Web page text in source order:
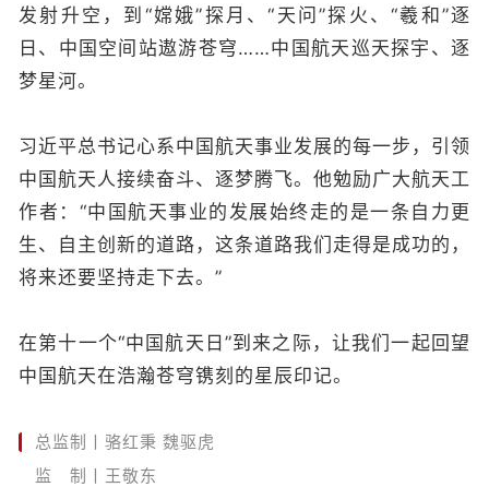
发射升空，到“嫦娥”探月、“天问”探火、“羲和”逐
日、中国空间站遨游苍穹……中国航天巡天探宇、逐
梦星河。
习近平总书记心系中国航天事业发展的每一步，引领
中国航天人接续奋斗、逐梦腾飞。他勉励广大航天工
作者：“中国航天事业的发展始终走的是一条自力更
生、自主创新的道路，这条道路我们走得是成功的，
将来还要坚持走下去。”
在第十一个“中国航天日”到来之际，让我们一起回望
中国航天在浩瀚苍穹镌刻的星辰印记。
总监制丨骆红秉 魏驱虎
监 制丨王敬东